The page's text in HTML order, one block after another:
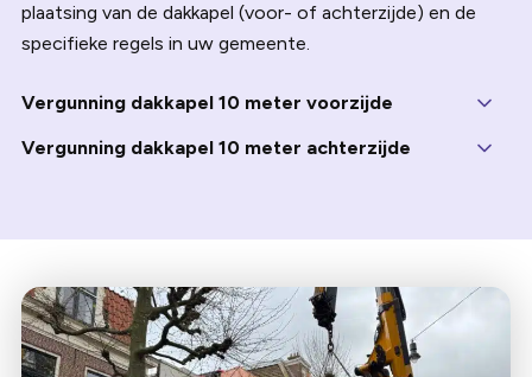
plaatsing van de dakkapel (voor- of achterzijde) en de
specifieke regels in uw gemeente.
Vergunning dakkapel 10 meter voorzijde
Vergunning dakkapel 10 meter achterzijde
sommige gevallen is een vergunning niet nodig. Dit hangt
gemeente. De criteria voor vergunningsvrij bouwen zijn
meestal: Afmetingen en positie: De dakkapel mag
doorgaans niet hoger zijn dan 1,75 meter en moet binnen